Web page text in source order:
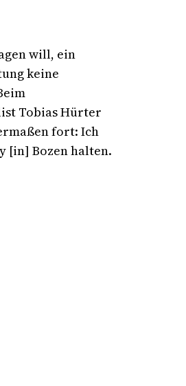
will, ein
keine
Tobias Hürter
fort: Ich
[in] Bozen halten.